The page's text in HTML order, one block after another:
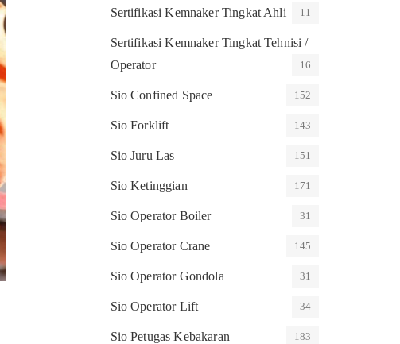
Sertifikasi Kemnaker Tingkat Ahli 11
Sertifikasi Kemnaker Tingkat Tehnisi /
Operator
16
Sio Confined Space 152
Sio Forklift 143
Sio Juru Las 151
Sio Ketinggian 171
Sio Operator Boiler 31
Sio Operator Crane 145
Sio Operator Gondola 31
Sio Operator Lift 34
Sio Petugas Kebakaran 183